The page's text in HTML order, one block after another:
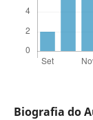
Biografia do